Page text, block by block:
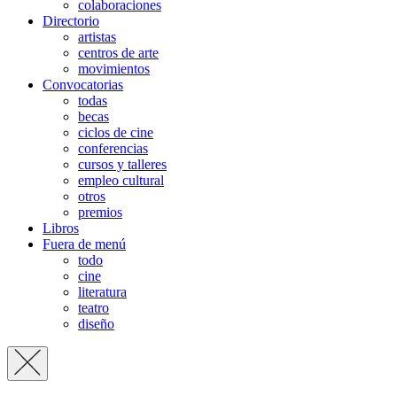
colaboraciones
Directorio
artistas
centros de arte
movimientos
Convocatorias
todas
becas
ciclos de cine
conferencias
cursos y talleres
empleo cultural
otros
premios
Libros
Fuera de menú
todo
cine
literatura
teatro
diseño